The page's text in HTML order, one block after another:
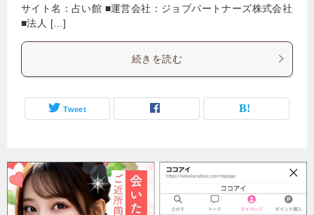
サイト名：占い館 ■運営会社：ジョブパートナーズ株式会社
■法人 […]
続きを読む
Tweet